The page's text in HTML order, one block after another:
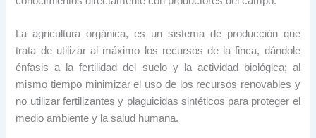
La agricultura orgánica, es un sistema de producción que
trata de utilizar al máximo los recursos de la finca, dándole
énfasis a la fertilidad del suelo y la actividad biológica; al
mismo tiempo minimizar el uso de los recursos renovables y
no utilizar fertilizantes y plaguicidas sintéticos para proteger el
medio ambiente y la salud humana.